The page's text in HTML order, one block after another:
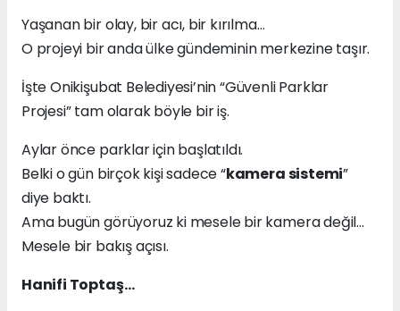
Yaşanan bir olay, bir acı, bir kırılma…
O projeyi bir anda ülke gündeminin merkezine taşır.
İşte Onikişubat Belediyesi’nin “Güvenli Parklar
Projesi” tam olarak böyle bir iş.
Aylar önce parklar için başlatıldı.
Belki o gün birçok kişi sadece “kamera sistemi”
diye baktı.
Ama bugün görüyoruz ki mesele bir kamera değil…
Mesele bir bakış açısı.
Hanifi Toptaş…